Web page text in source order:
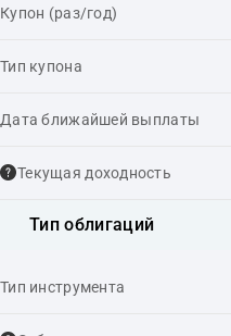
Купон (раз/год)
Тип купона
Дата ближайшей выплаты
Текущая доходность
Тип облигаций
Тип инструмента